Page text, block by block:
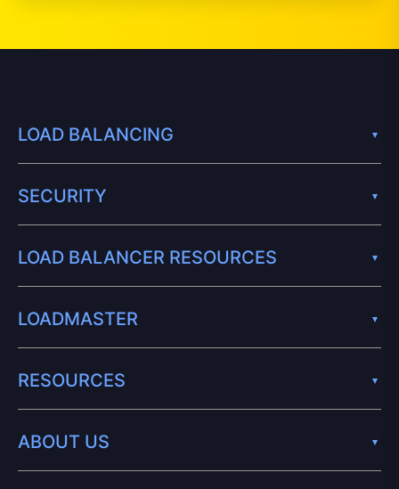
LOAD BALANCING
SECURITY
LOAD BALANCER RESOURCES
LOADMASTER
RESOURCES
ABOUT US